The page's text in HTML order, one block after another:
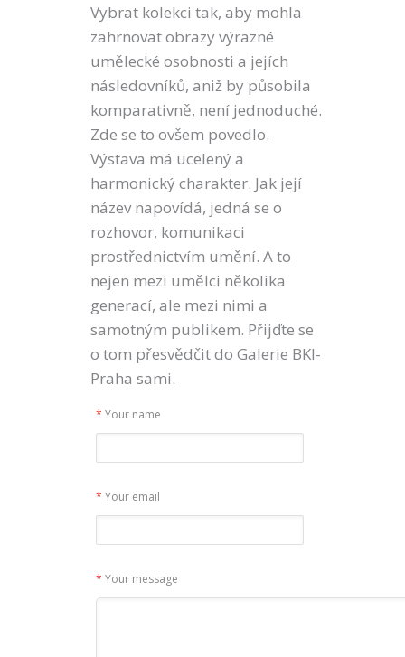
Vybrat kolekci tak, aby mohla
zahrnovat obrazy výrazné
umělecké osobnosti a jejích
následovníků, aniž by působila
komparativně, není jednoduché.
Zde se to ovšem povedlo.
Výstava má ucelený a
harmonický charakter. Jak její
název napovídá, jedná se o
rozhovor, komunikaci
prostřednictvím umění. A to
nejen mezi umělci několika
generací, ale mezi nimi a
samotným publikem. Přijďte se
o tom přesvědčit do Galerie BKI-
Praha sami.
* Your name
* Your email
* Your message